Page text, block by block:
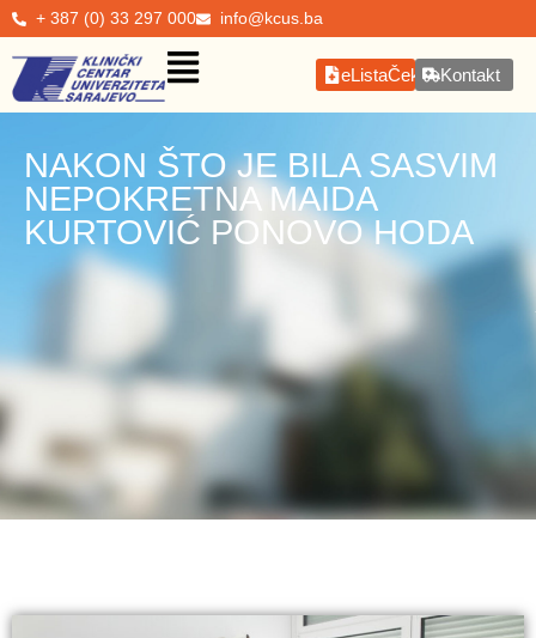
+ 387 (0) 33 297 000 info@kcus.ba
eListaČekanjaKontakt
NAKON ŠTO JE BILA SASVIM
NEPOKRETNA MAIDA
KURTOVIĆ PONOVO HODA